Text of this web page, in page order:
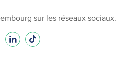
sur les réseaux sociaux.